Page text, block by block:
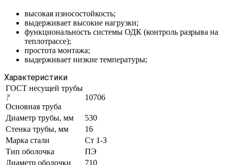
высокая износостойкость;
выдерживает высокие нагрузки;
функциональность системы ОДК (контроль разрыва на
теплотрассе);
простота монтажа;
выдерживает низкие температуры;
Характеристики
ГОСТ несущей трубы
?
Основная труба
10706
Диаметр трубы, мм
530
Стенка трубы, мм
16
Марка стали
Ст 1-3
Тип оболочка
ПЭ
Диаметр оболочки
710